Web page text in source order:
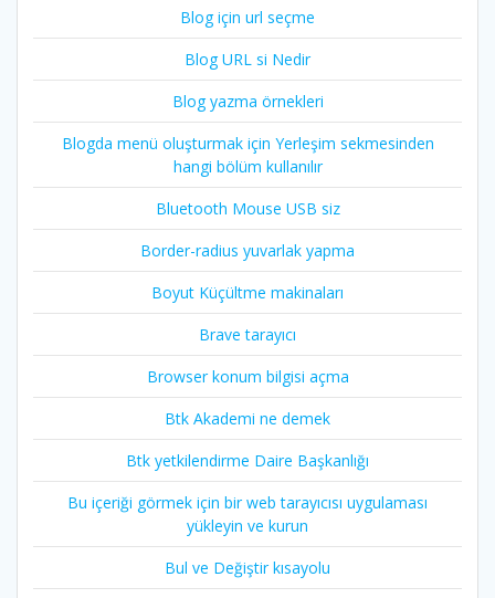
Blog için url seçme
Blog URL si Nedir
Blog yazma örnekleri
Blogda menü oluşturmak için Yerleşim sekmesinden
hangi bölüm kullanılır
Bluetooth Mouse USB siz
Border-radius yuvarlak yapma
Boyut Küçültme makinaları
Brave tarayıcı
Browser konum bilgisi açma
Btk Akademi ne demek
Btk yetkilendirme Daire Başkanlığı
Bu içeriği görmek için bir web tarayıcısı uygulaması
yükleyin ve kurun
Bul ve Değiştir kısayolu